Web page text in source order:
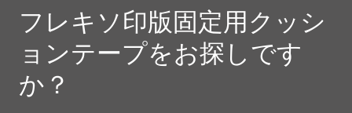
フレキソ印版固定用クッシ
ョンテープをお探しです
か？